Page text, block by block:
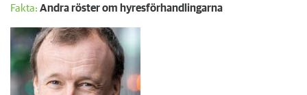
Fakta: Andra röster om hyresförhandlingarna